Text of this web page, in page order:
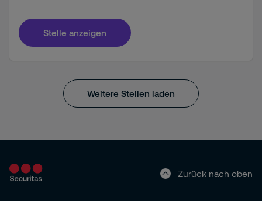
Stelle anzeigen
Weitere Stellen laden
Zurück nach oben